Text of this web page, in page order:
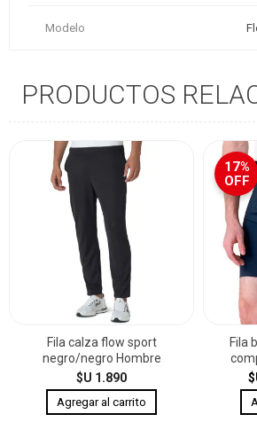
Modelo
PRODUCTOS
Fila calza flow sport
negro/negro Hombre
$U 1.890
17%
OFF
Fila